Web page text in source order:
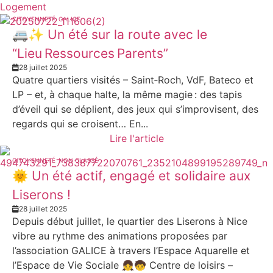
Logement
CITOYENNETÉ GALICE
🚐✨ Un été sur la route avec le
“Lieu Ressources Parents”
28 juillet 2025
Quatre quartiers visités – Saint‑Roch, VdF, Bateco et
LP – et, à chaque halte, la même magie : des tapis
d’éveil qui se déplient, des jeux qui s’improvisent, des
regards qui se croisent… En...
Lire l'article
CITOYENNETÉ NON CLASSÉ
🌞 Un été actif, engagé et solidaire aux
Liserons !
28 juillet 2025
Depuis début juillet, le quartier des Liserons à Nice
vibre au rythme des animations proposées par
l’association GALICE à travers l’Espace Aquarelle et
l’Espace de Vie Sociale 👧🧒 Centre de loisirs –